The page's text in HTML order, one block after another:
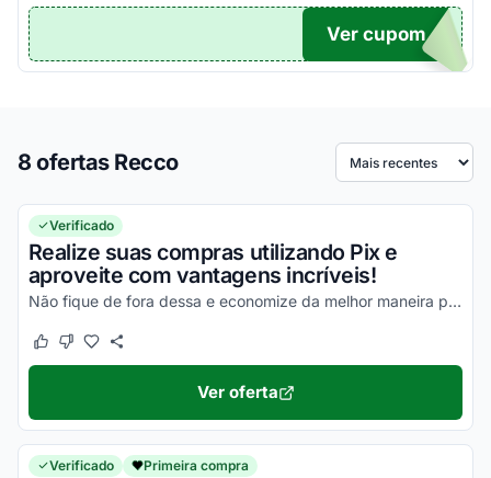
10
Ver cupom
8 ofertas Recco Ordenar por
Verificado
Realize suas compras utilizando Pix e
aproveite com vantagens incríveis!
Não fique de fora dessa e economize da melhor maneira possível!
Este cupom funcionou
Este cupom não funcionou
Ver oferta
Verificado Primeira compra